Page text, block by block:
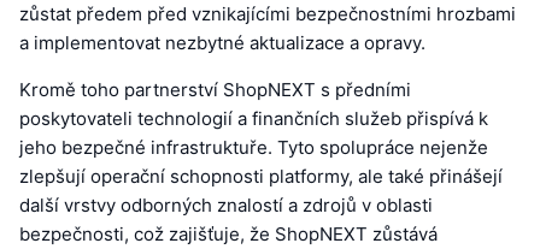
zůstat předem před vznikajícími bezpečnostními hrozbami
a implementovat nezbytné aktualizace a opravy.
Kromě toho partnerství ShopNEXT s předními
poskytovateli technologií a finančních služeb přispívá k
jeho bezpečné infrastruktuře. Tyto spolupráce nejenže
zlepšují operační schopnosti platformy, ale také přinášejí
další vrstvy odborných znalostí a zdrojů v oblasti
bezpečnosti, což zajišťuje, že ShopNEXT zůstává